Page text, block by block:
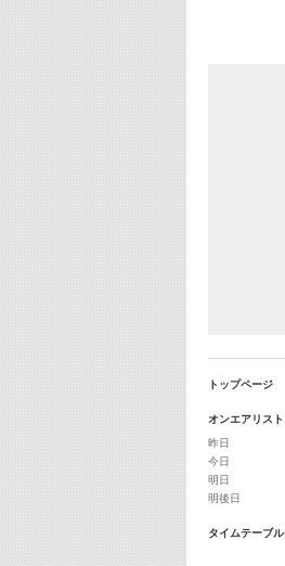
トップページ
オンエアリスト
昨日
今日
明日
明後日
タイムテーブル